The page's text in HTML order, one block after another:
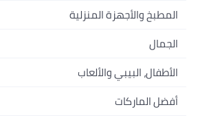
أجهزة الكمبيوتر المحمولة
الأجهزة المنزلية
التلفزيونات
سماعات الرأس
أزياء نسائية
أزياء البنات
أزياء الأولاد
ساعات يد للنساء
المطبخ والأجهزة المنزلية
المطبخ وأدوات الطعام
مستلزمات الحمام
ديكورات المنازل
الجمال
العطور النسائية
المكياج
الأطفال، البيبي والألعاب
عربات الأطفال وإكسسواراتها
أفضل الماركات